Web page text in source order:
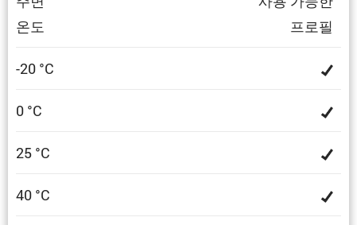
온도
프로필
-20 °C
0 °C
25 °C
40 °C